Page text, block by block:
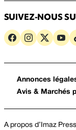
SUIVEZ-NOUS
Annonces
Avis & Marchés
A propos d’Imaz Press